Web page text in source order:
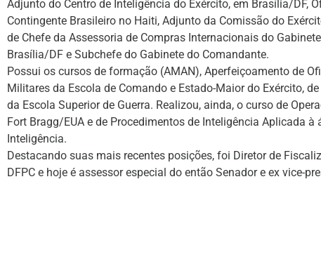
Adjunto do Centro de Inteligência do Exército, em Brasília/DF,
Contingente Brasileiro no Haiti, Adjunto da Comissão do
de Chefe da Assessoria de Compras Internacionais do
Brasília/DF e Subchefe do Gabinete do Comandante.
Possui os cursos de formação (AMAN), Aperfeiçoamento de
Militares da Escola de Comando e Estado-Maior do Exército,
da Escola Superior de Guerra. Realizou, ainda, o curso de
Fort Bragg/EUA e de Procedimentos de Inteligência Aplicada
Inteligência.
Destacando suas mais recentes posições, foi Diretor de
DFPC e hoje é assessor especial do então Senador e ex vice-